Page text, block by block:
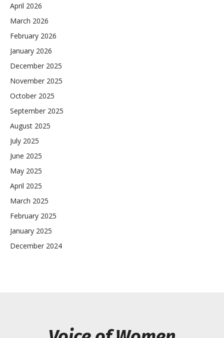
April 2026
March 2026
February 2026
January 2026
December 2025
November 2025
October 2025
September 2025
August 2025
July 2025
June 2025
May 2025
April 2025
March 2025
February 2025
January 2025
December 2024